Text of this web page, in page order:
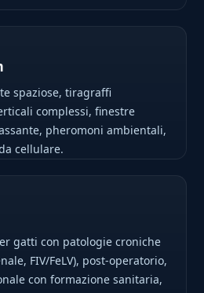
spaziose, tiragraffi
complessi, finestre
pheromoni ambientali,
cellulare.
gatti con patologie croniche
FIV/FeLV), post-operatorio,
con formazione sanitaria,